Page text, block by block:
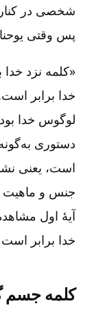
شخصی در کنار
پس وقتی
«کلمه نزد
خدا برابر
لوگوس خدا
دستوری
است‌، یعنی
جنس و ماهیت
آیۀ اول
خدا برابر
کلمه جسم